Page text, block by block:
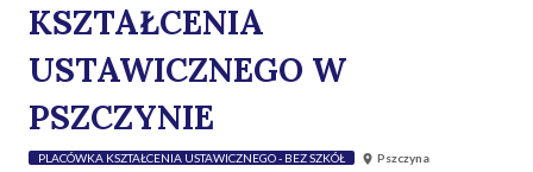
KSZTAŁCENIA
USTAWICZNEGO W
PSZCZYNIE
PLACÓWKA KSZTAŁCENIA USTAWICZNEGO - BEZ SZKÓŁ Pszczyna